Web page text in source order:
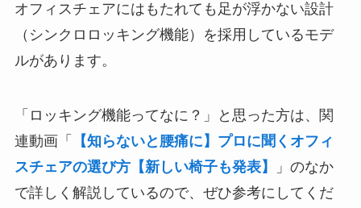
オフィスチェアにはもたれても足が浮かない設計
（シンクロロッキング機能）を採用しているモデ
ルがあります。
「ロッキング機能ってなに？」と思った方は、関
連動画「
【知らないと腰痛に】プロに聞くオフィ
スチェアの選び方【新しい椅子も発表】
」のなか
で詳しく解説しているので、ぜひ参考にしてくだ